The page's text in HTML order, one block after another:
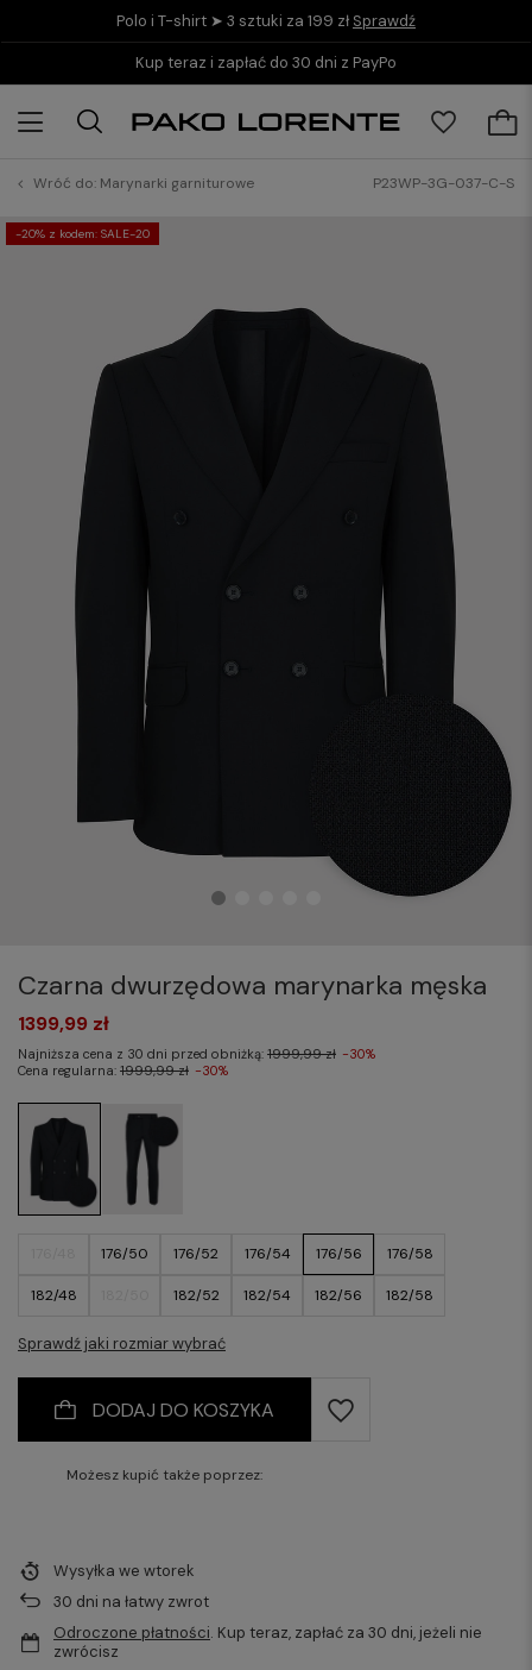
Polo i T-shirt ➤ 3 sztuki za 199 zł Sprawdź
Kup teraz i zapłać do 30 dni z PayPo
Wróć do: Marynarki garniturowe P23WP-3G-037-C-S
-20% z kodem: SALE-20
Czarna dwurzędowa marynarka męska
176/50 176/52 176/54 176/56 176/58
182/48 182/52 182/54 182/56 182/58
Sprawdź jaki rozmiar wybrać
1399,99 zł
Najniższa cena z 30 dni przed obniżką: 1999,99 zł -30%
Cena regularna: 1999,99 zł -30%
DODAJ DO KOSZYKA
Możesz kupić także poprzez:
Wysyłka we wtorek
30 dni na łatwy zwrot
Odroczone płatności. Kup teraz, zapłać za 30 dni, jeżeli nie
zwrócisz